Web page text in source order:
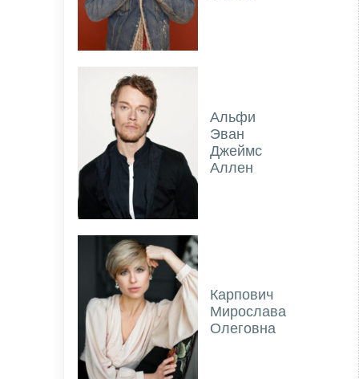
Альфи
Эван
Джеймс
Аллен
Карпович
Мирослава
Олеговна